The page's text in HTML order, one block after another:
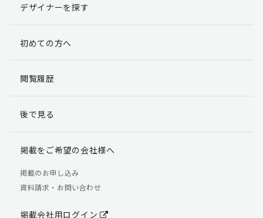
す。
らかじめご了承ください。
個人情報の開示請求について
る権利があります。
「個人情報の取り扱いについて」
【お問合せ先】 個人情報問合せ窓口
TEL：03-5411-7891（平日9:00 ～ 18:00）
デザイナーを探す
初めての方へ
閲覧履歴
後で見る
掲載をご希望の会社様へ
掲載のお申し込み
資料請求・お問い合わせ
掲載会社用ログイン